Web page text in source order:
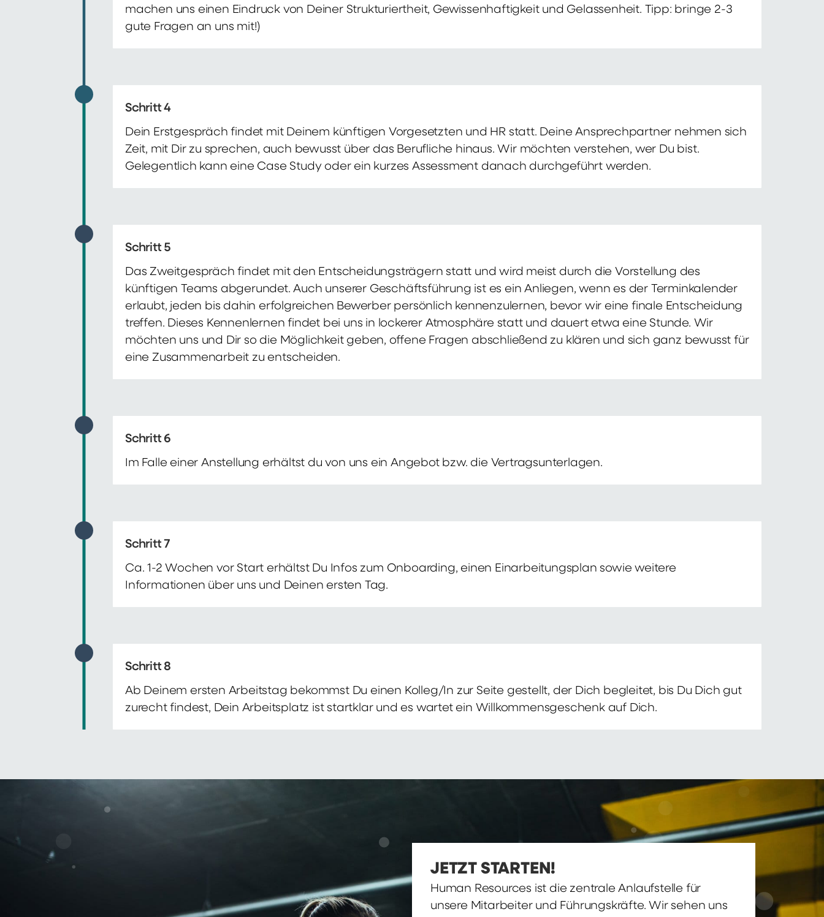
machen uns einen Eindruck von Deiner Strukturiertheit, Gewissenhaftigkeit und Gelassenheit. Tipp: bringe 2-3
gute Fragen an uns mit!)
Schritt 4
Dein Erstgespräch findet mit Deinem künftigen Vorgesetzten und HR statt. Deine Ansprechpartner nehmen sich
Zeit, mit Dir zu sprechen, auch bewusst über das Berufliche hinaus. Wir möchten verstehen, wer Du bist.
Gelegentlich kann eine Case Study oder ein kurzes Assessment danach durchgeführt werden.
Schritt 5
Das Zweitgespräch findet mit den Entscheidungsträgern statt und wird meist durch die Vorstellung des
künftigen Teams abgerundet. Auch unserer Geschäftsführung ist es ein Anliegen, wenn es der Terminkalender
erlaubt, jeden bis dahin erfolgreichen Bewerber persönlich kennenzulernen, bevor wir eine finale Entscheidung
treffen. Dieses Kennenlernen findet bei uns in lockerer Atmosphäre statt und dauert etwa eine Stunde. Wir
möchten uns und Dir so die Möglichkeit geben, offene Fragen abschließend zu klären und sich ganz bewusst für
eine Zusammenarbeit zu entscheiden.
Schritt 6
Im Falle einer Anstellung erhältst du von uns ein Angebot bzw. die Vertragsunterlagen.
Schritt 7
Ca. 1-2 Wochen vor Start erhältst Du Infos zum Onboarding, einen Einarbeitungsplan sowie weitere
Informationen über uns und Deinen ersten Tag.
Schritt 8
Ab Deinem ersten Arbeitstag bekommst Du einen Kolleg/In zur Seite gestellt, der Dich begleitet, bis Du Dich gut
zurecht findest, Dein Arbeitsplatz ist startklar und es wartet ein Willkommensgeschenk auf Dich.
JETZT STARTEN!
Human Resources ist die zentrale Anlaufstelle für
unsere Mitarbeiter und Führungskräfte. Wir sehen uns